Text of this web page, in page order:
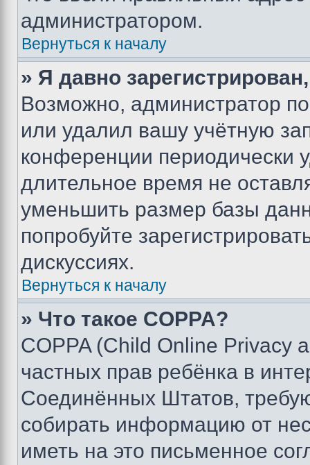
администратором.
Вернуться к началу
» Я давно
Возможно, администратор
или удалил вашу учётную
конференции периодически
длительное время не
уменьшить размер базы
попробуйте
дискуссиях.
Вернуться к началу
» Что такое COPPA?
COPPA (Child Online Privacy
частных прав ребёнка в
Соединённых Штатов,
собирать информацию от
иметь на это письменное